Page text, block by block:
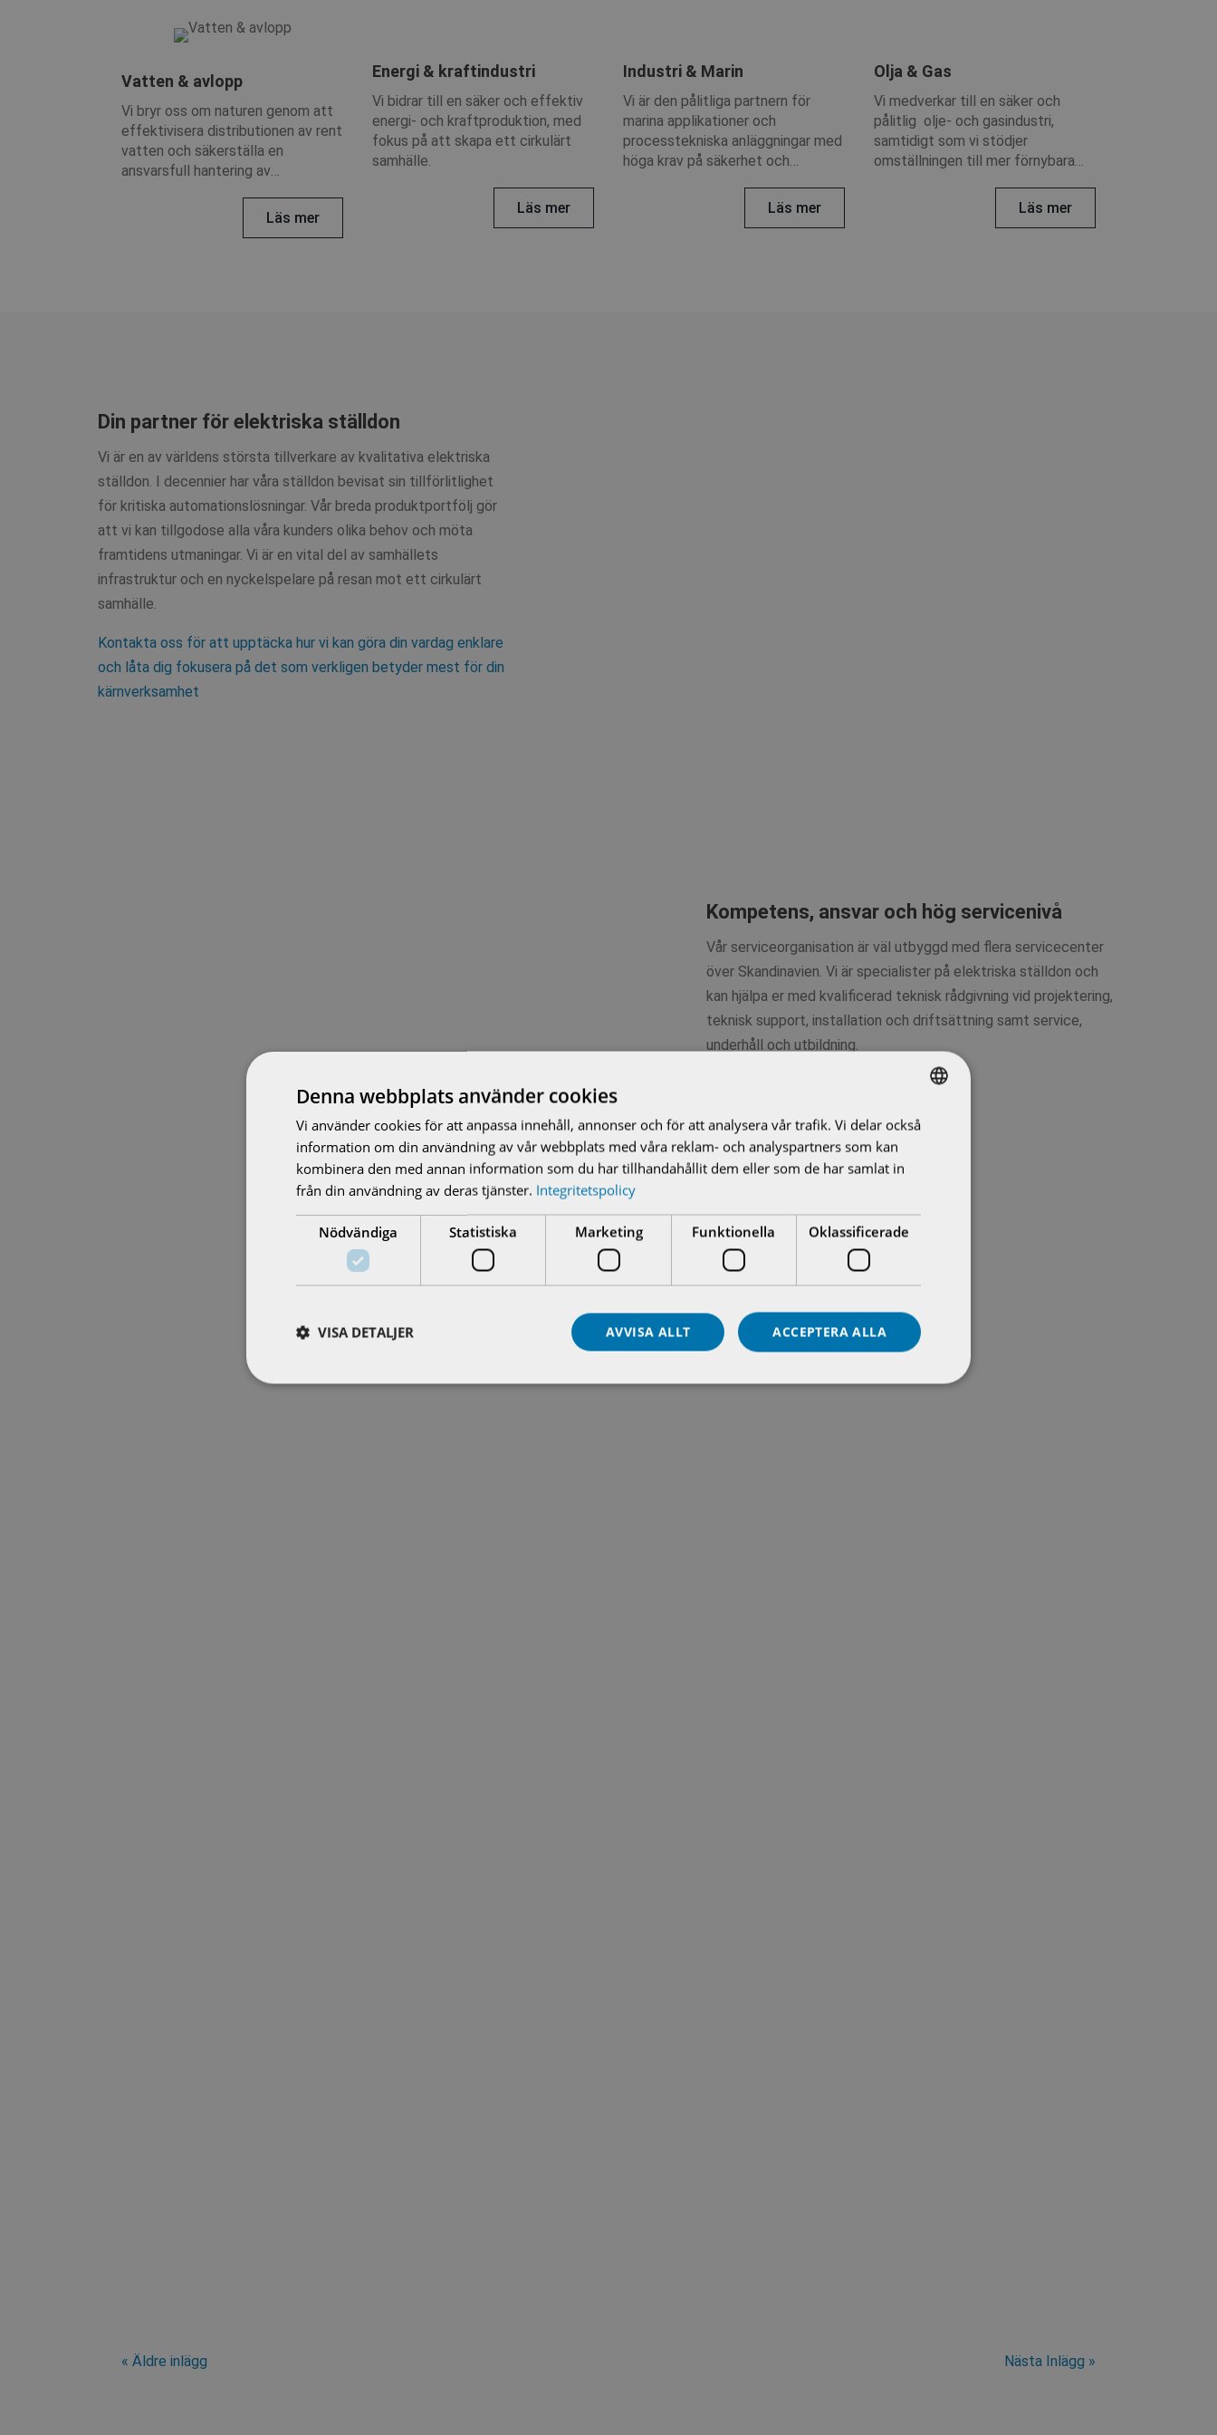
Vatten & avlopp
Vi bryr oss om naturen genom att
effektivisera distributionen av rent
vatten och säkerställa en
ansvarsfull hantering av
Läs mer
Energi & kraftindustri
Vi bidrar till en säker och effektiv
energi- och kraftproduktion, med
fokus på att skapa ett cirkulärt
samhälle.
Läs mer
Industri & Marin
Vi är den pålitliga partnern för
marina applikationer och
processtekniska anläggningar med
höga krav på säkerhet och
Läs mer
Olja & Gas
Vi medverkar till en säker och
pålitlig olje- och gasindustri,
samtidigt som vi stödjer
omställningen till mer förnybara
Läs mer
Din partner för elektriska ställdon
Vi är en av världens största tillverkare av kvalitativa elektriska
ställdon. I decennier har våra ställdon bevisat sin tillförlitlighet
för kritiska automationslösningar. Vår breda produktportfölj gör
att vi kan tillgodose alla våra kunders olika behov och möta
framtidens utmaningar. Vi är en vital del av samhällets
infrastruktur och en nyckelspelare på resan mot ett cirkulärt
samhälle.
Kontakta oss för att upptäcka hur vi kan göra din vardag enklare
och låta dig fokusera på det som verkligen betyder mest för din
kärnverksamhet
Kompetens, ansvar och hög servicenivå
Vår serviceorganisation är väl utbyggd med flera servicecenter
över Skandinavien. Vi är specialister på elektriska ställdon och
kan hjälpa er med kvalificerad teknisk rådgivning vid projektering,
teknisk support, installation och driftsättning samt service,
underhåll och utbildning.
Senaste nyheterna
« Äldre inlägg Nästa Inlägg »
SWEDISH
ENGLISH
Denna webbplats använder cookies
Vi använder cookies för att anpassa innehåll, annonser och för att analysera vår trafik. Vi delar också
information om din användning av vår webbplats med våra reklam- och analyspartners som kan
kombinera den med annan information som du har tillhandahållit dem eller som de har samlat in
från din användning av deras tjänster. Integritetspolicy
Nödvändiga Statistiska Marketing Funktionella Oklassificerade
ACCEPTERA ALLA
AVVISA ALLT
VISA DETALJER